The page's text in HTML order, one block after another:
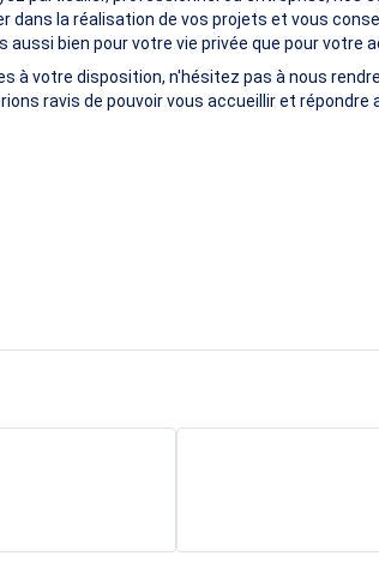
dans la réalisation de vos projets et vous
aussi bien pour votre vie privée que pour votre
à votre disposition, n'hésitez pas à nous
ravis de pouvoir vous accueillir et répondre